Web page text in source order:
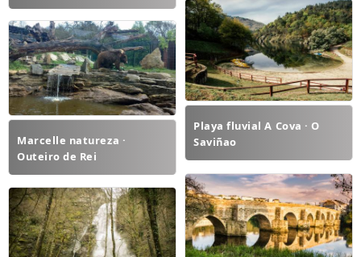
Playa fluvial A Cova · O
Saviñao
Marcelle natureza ·
Outeiro de Rei